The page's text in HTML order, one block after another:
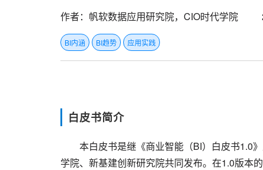
作者：帆软数据应用研究院，CIO时代学院
BI内涵 BI趋势 应用实践
白皮书简介
本白皮书是继《商业智能（BI）白皮书1.0
学院、新基建创新研究院共同发布。在1.0版本